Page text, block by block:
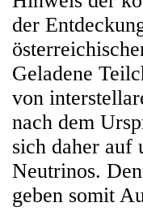
der
Geladene
von
nach dem
sich daher auf
Neutrinos.
geben somit